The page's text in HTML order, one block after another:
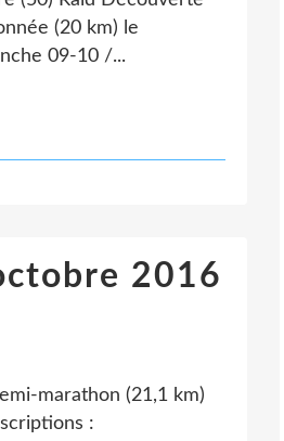
(20 km) le
09-10 /...
2016
marathon (21,1 km)
: